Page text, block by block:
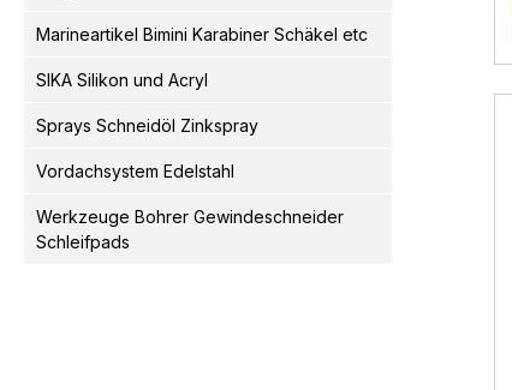
Marineartikel Bimini Karabiner Schäkel etc
SIKA Silikon und Acryl
Sprays Schneidöl Zinkspray
Vordachsystem Edelstahl
Werkzeuge Bohrer Gewindeschneider
Schleifpads